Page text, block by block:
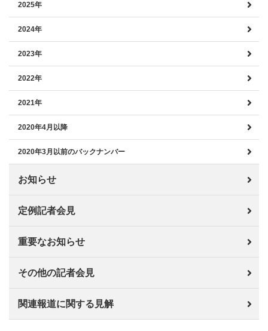
2025年
2024年
2023年
2022年
2021年
2020年4月以降
2020年3月以前のバックナンバー
お知らせ
定例記者会見
重要なお知らせ
その他の記者会見
関連報道に関する見解